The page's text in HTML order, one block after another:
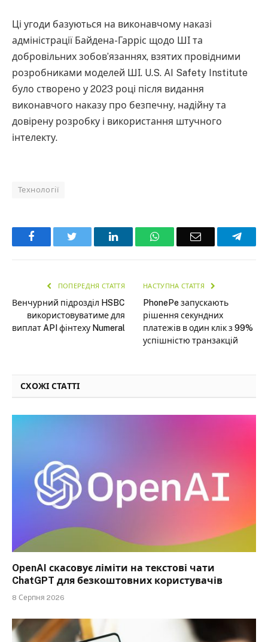
Ці угоди базуються на виконавчому наказі
адміністрації Байдена-Гарріс щодо ШІ та
добровільних зобов’язаннях, взятих провідними
розробниками моделей ШІ. U.S. AI Safety Institute
було створено у 2023 році після видання
виконавчого наказу про безпечну, надійну та
довірену розробку і використання штучного
інтелекту.
Технології
Facebook LinkedInWhatsAppEmail
ПОПЕРЕДНЯ СТАТТЯ
Венчурний підрозділ HSBC
використовуватиме для
виплат API фінтеху Numeral
НАСТУПНА СТАТТЯ
PhonePe запускають
рішення секундних
платежів в один клік з 99%
успішністю транзакцій
СХОЖІ СТАТТІ
OpenAI скасовує ліміти на текстові чати
ChatGPT для безкоштовних користувачів
8 Серпня 2026